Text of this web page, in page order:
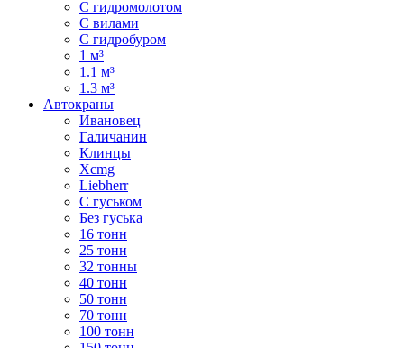
С гидромолотом
С вилами
С гидробуром
1 м³
1.1 м³
1.3 м³
Автокраны
Ивановец
Галичанин
Клинцы
Xcmg
Liebherr
С гуськом
Без гуська
16 тонн
25 тонн
32 тонны
40 тонн
50 тонн
70 тонн
100 тонн